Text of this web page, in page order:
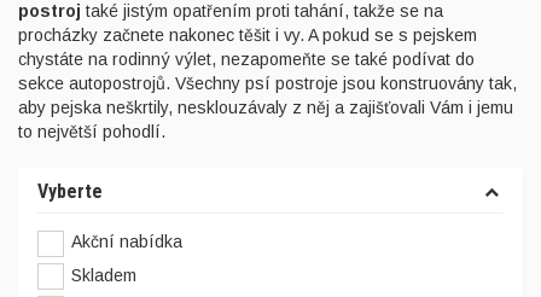
postroj také jistým opatřením proti tahání, takže se na
procházky začnete nakonec těšit i vy. A pokud se s pejskem
chystáte na rodinný výlet, nezapomeňte se také podívat do
sekce autopostrojů. Všechny psí postroje jsou konstruovány tak,
aby pejska neškrtily, nesklouzávaly z něj a zajišťovali Vám i jemu
to největší pohodlí.
Vyberte
Akční nabídka
Skladem